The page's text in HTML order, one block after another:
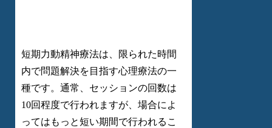
短期力動精神療法は、限られた時間
内で問題解決を目指す心理療法の一
種です。通常、セッションの回数は
10回程度で行われますが、場合によ
ってはもっと短い期間で行われるこ